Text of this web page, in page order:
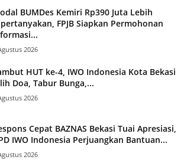
BUMDes Kemiri Rp390 Juta Lebih
FPJB Siapkan Permohonan
2026
HUT ke-4, IWO Indonesia Kota Bekasi
Doa, Tabur Bunga,...
2026
Cepat BAZNAS Bekasi Tuai Apresiasi,
IWO Indonesia Perjuangkan Bantuan...
2026